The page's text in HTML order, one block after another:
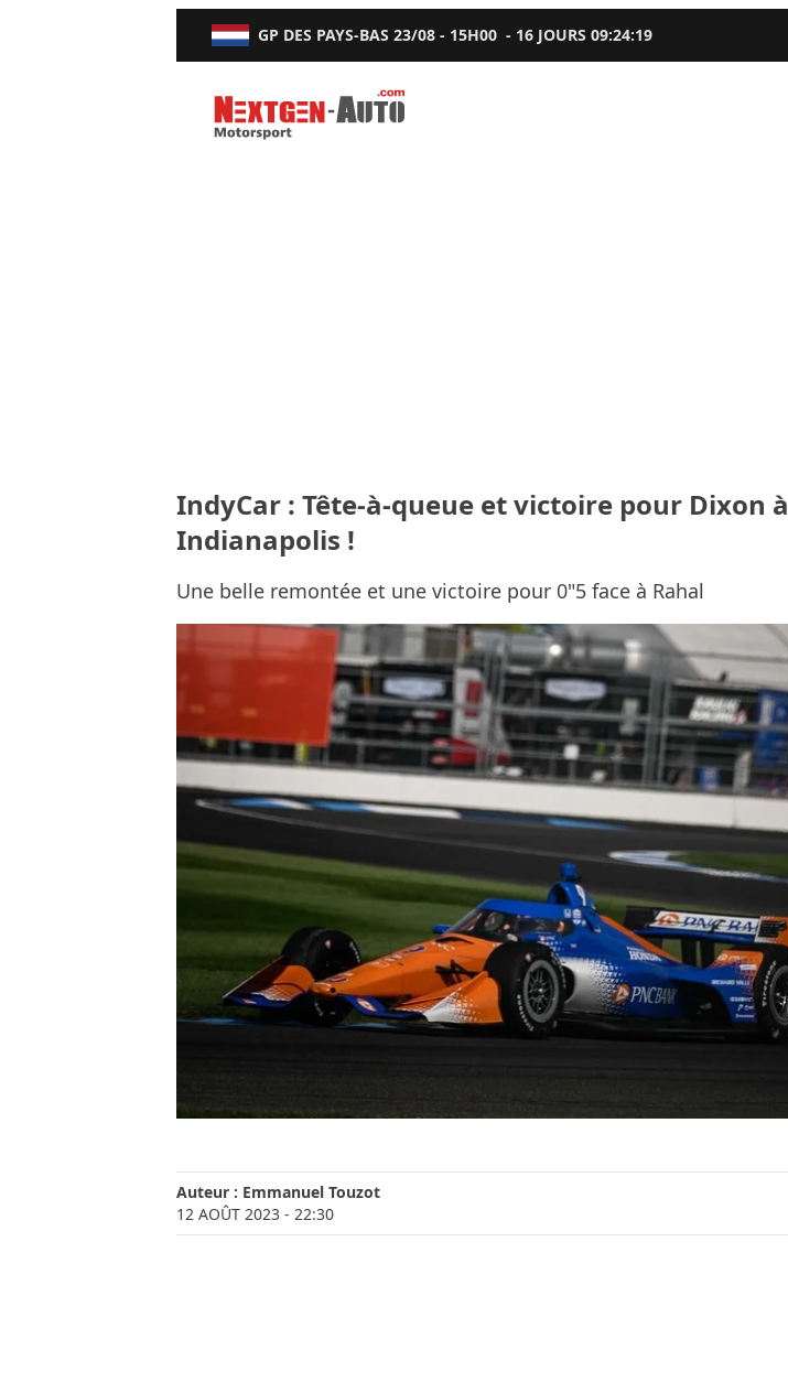
GP DES PAYS-BAS 23/08 - 15H00 - 16 JOURS09:24:18
Nextgen-Auto.com
IndyCar : Tête-à-queue et victoire pour Dixon à
Indianapolis !
Une belle remontée et une victoire pour 0"5 face à Rahal
Auteur : Emmanuel Touzot
12 AOÛT 2023 - 22:30